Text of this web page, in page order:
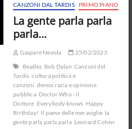
CANZONI DAL TARDIS PRIMO PIANO
La gente parla parla
parla…
Gaspare Nevola
25/02/2023
Beatles Bob Dylan Canzoni del
Tardis cultura politica e
canzoni democrazia e opinione
pubblica Doctor Who - il
Dottore Everybody knows Happy
Birthday! Il paese delle meraviglie la
gente parla parla parla Leonard Cohen